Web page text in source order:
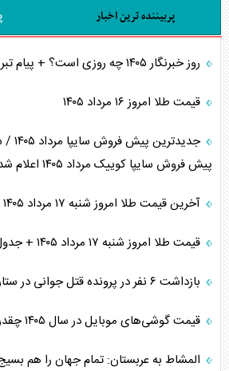
پربیننده ترین اخبار
روز خبرنگار ۱۴۰۵ چه روزی است؟ + پیام تبریک روز خبرنگار ۱۴۰۵
قیمت طلا امروز ۱۶ مرداد ۱۴۰۵
پیش فروش سایپا کوییک مرداد ۱۴۰۵ اعلام شد
آخرین قیمت طلا امروز شنبه ۱۷ مرداد ۱۴۰۵ | صعود تاریخی طلا
قیمت طلا امروز شنبه ۱۷ مرداد ۱۴۰۵ + جدول
بازداشت ۶ نفر در پرونده قتل جوانی در ستارخان
قیمت گوشی‌های موبایل در سال ۱۴۰۵ چقدر گران شد؟
المشاط به عربستان: تمام جهان را هم